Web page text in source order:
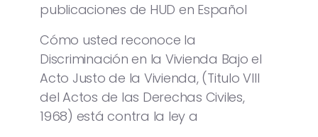
publicaciones de HUD en Español
Cómo usted reconoce la
Discriminación en la Vivienda Bajo el
Acto Justo de la Vivienda, (Titulo VIII
del Actos de las Derechas Civiles,
1968) está contra la ley a